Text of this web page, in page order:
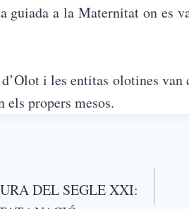
guiada a la Maternitat on es
i les entitas olotines
propers mesos.
DEL SEGLE XXI: